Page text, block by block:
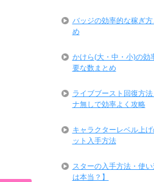
バッジの効率的な稼ぎ
め
かけら(大・中・小)の効
要な数まとめ
ライブブースト回復方
ナ無しで効率よく攻略
キャラクターレベル上
ット入手方法
スターの入手方法・使
は本当？】